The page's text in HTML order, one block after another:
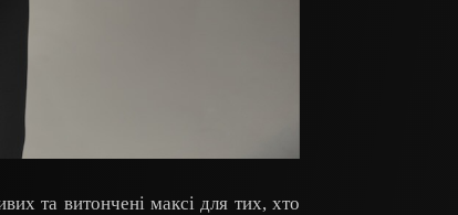
та витончені максі для тих, хто